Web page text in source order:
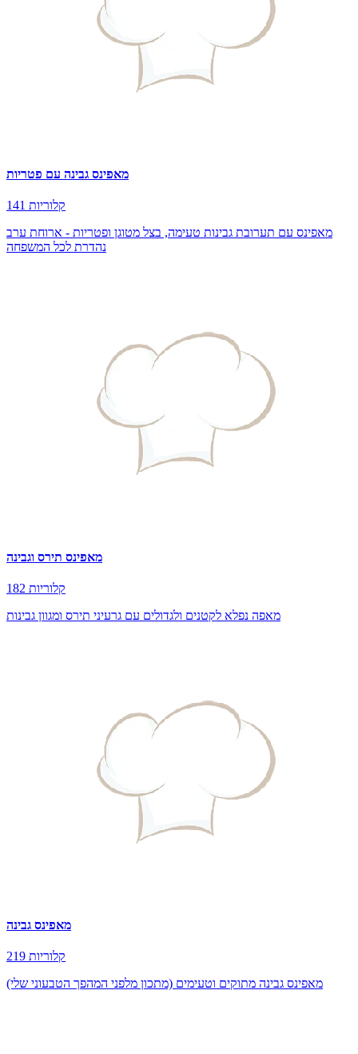
מאפינס גבינה עם פטריות
141 קלוריות
מאפינס עם תערובת גבינות טעימה, בצל מטוגן ופטריות - ארוחת ערב
נהדרת לכל המשפחה
מאפינס תירס וגבינה
182 קלוריות
מאפה נפלא לקטנים ולגדולים עם גרעיני תירס ומגוון גבינות
מאפינס גבינה
219 קלוריות
מאפינס גבינה מתוקים וטעימים (מתכון מלפני המהפך הטבעוני שלי)